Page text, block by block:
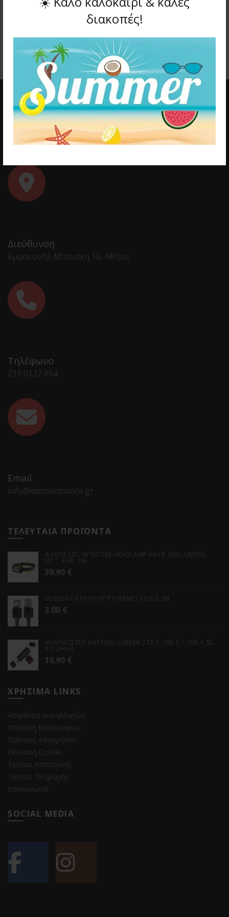
διακοπές!
ΕΠΟΜΕΝΟ ΑΡΘΡΟ
Διεύθυνση
Εμμανουήλ Μπενάκη 10, Αθήνα
Τηλέφωνο
211 0137 854
Email
info@discountstore.gr
ΤΕΛΕΥΤΑΙΑ ΠΡΟΪΟΝΤΑ
ΦΑΚΟΣ LED NITECORE HEADLAMP HA19, 600 LUMENS
MCT, RGB, CRI
39.90 €
UGREEN CAT6 F/UTP ETHERNET CABLE 2M
3.00 €
ΑΝΑΓΝΩΣΤΗΣ ΚΑΡΤΩΝ UGREEN 2 ΣΕ 1 USB-C / USB-A SD
4.0 UHS-II
10.90 €
ΧΡΗΣΙΜΑ LINKS
Ασφάλεια συναλλαγών
Πολιτική Επιστροφών
Πολιτική Απορρήτου
Πολιτική Cookie
Τρόποι Αποστολής
Τρόποι Πληρωμής
Επικοινωνία
SOCIAL MEDIA